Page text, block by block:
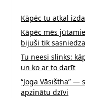
Kāpēc tu atkal
Kāpēc mēs
bijuši tik
Tu neesi slinks:
un ko ar to darīt
“Joga Vāsištha”
apzinātu dzīvi